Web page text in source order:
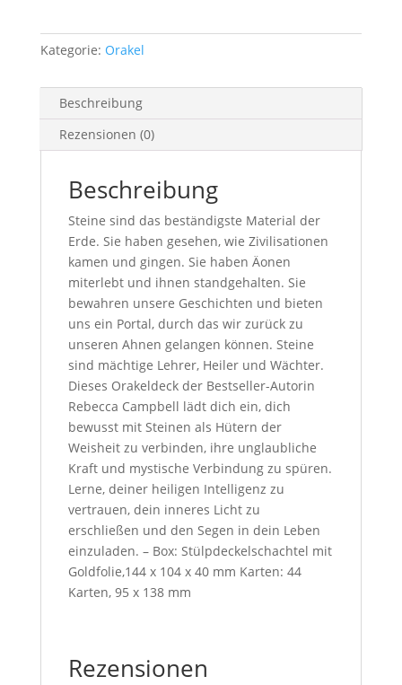
Menge
Kategorie: Orakel
Beschreibung
Rezensionen (0)
Beschreibung
Steine sind das beständigste Material der
Erde. Sie haben gesehen, wie Zivilisationen
kamen und gingen. Sie haben Äonen
miterlebt und ihnen standgehalten. Sie
bewahren unsere Geschichten und bieten
uns ein Portal, durch das wir zurück zu
unseren Ahnen gelangen können. Steine
sind mächtige Lehrer, Heiler und Wächter.
Dieses Orakeldeck der Bestseller-Autorin
Rebecca Campbell lädt dich ein, dich
bewusst mit Steinen als Hütern der
Weisheit zu verbinden, ihre unglaubliche
Kraft und mystische Verbindung zu spüren.
Lerne, deiner heiligen Intelligenz zu
vertrauen, dein inneres Licht zu
erschließen und den Segen in dein Leben
einzuladen. – Box: Stülpdeckelschachtel mit
Goldfolie,144 x 104 x 40 mm Karten: 44
Karten, 95 x 138 mm
Rezensionen